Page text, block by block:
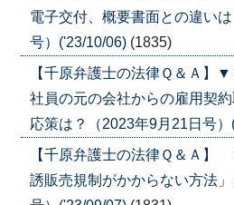
電子交付、概要書面との違い
号）('23/10/06) (1835)
【千原弁護士の法律Ｑ＆Ａ
社員の元の会社からの雇用契
応策は？（2023年9月21日号
【千原弁護士の法律Ｑ＆Ａ
誘販売規制がかからない方法